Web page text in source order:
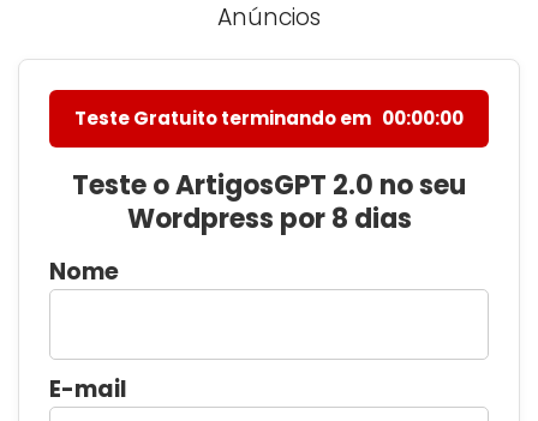
Anúncios
Teste Gratuito terminando em 00:00:00
Teste o ArtigosGPT 2.0 no seu
Wordpress por 8 dias
Nome
E-mail